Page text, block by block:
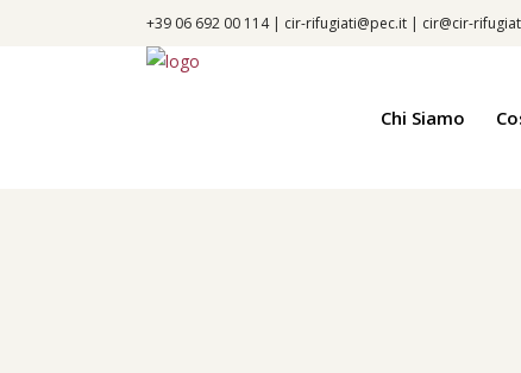
+39 06 692 00 114 | cir-rifugiati@pec.it | cir@cir-
Chi Siamo